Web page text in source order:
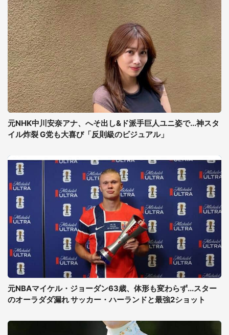
元NHK中川安奈アナ、へそ出し&ド派手巨人ユニ姿で...神スタ
イル炸裂 G党も大喜び「反則級のビジュアル」
元NBAマイケル・ジョーダン63歳、体形も変わらず...スター
のオーラダダ漏れ サッカー・ハーランドと最強2ショット